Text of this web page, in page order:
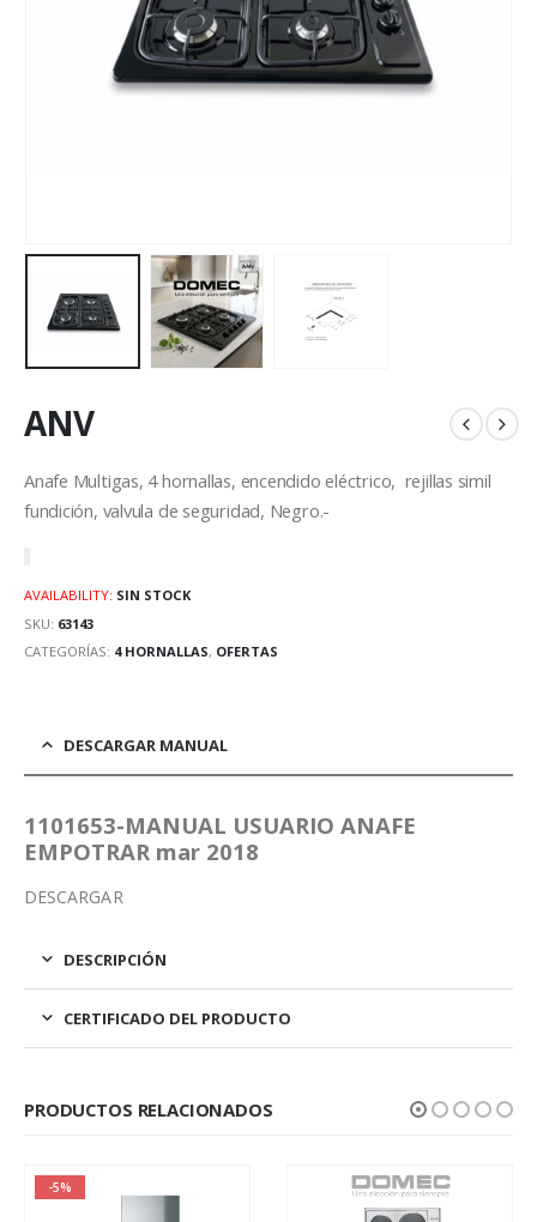
ANV
Anafe Multigas, 4 hornallas, encendido eléctrico, rejillas simil
fundición, valvula de seguridad, Negro.-
AVAILABILITY: SIN STOCK
SKU: 63143
CATEGORÍAS: 4 HORNALLAS, OFERTAS
DESCARGAR MANUAL
1101653-MANUAL USUARIO ANAFE
EMPOTRAR mar 2018
DESCARGAR
DESCRIPCIÓN
CERTIFICADO DEL PRODUCTO
PRODUCTOS RELACIONADOS
-5%